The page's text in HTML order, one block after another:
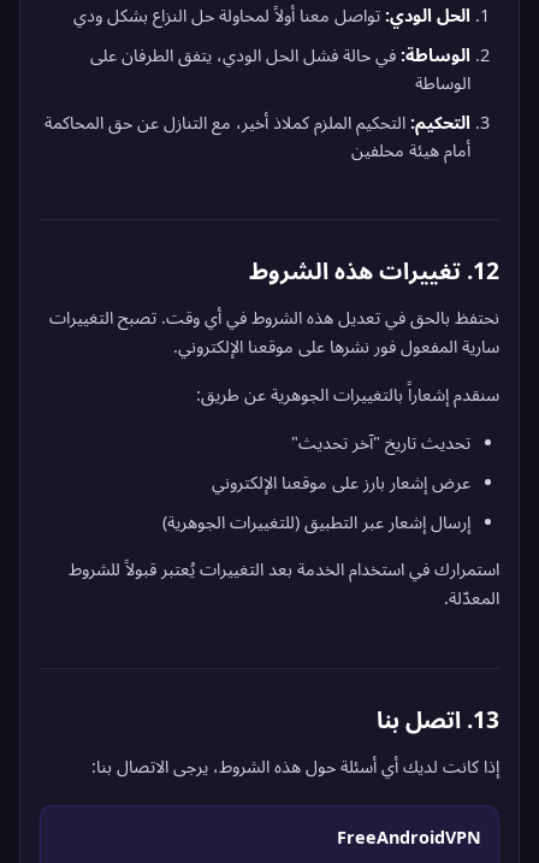
الحل الودي: تواصل معنا أولاً لمحاولة حل النزاع بشكل ودي
الوساطة: في حالة فشل الحل الودي، يتفق الطرفان على
الوساطة
التحكيم: التحكيم الملزم كملاذ أخير، مع التنازل عن حق المحاكمة
أمام هيئة محلفين
12. تغييرات هذه الشروط
نحتفظ بالحق في تعديل هذه الشروط في أي وقت. تصبح التغييرات
سارية المفعول فور نشرها على موقعنا الإلكتروني.
سنقدم إشعاراً بالتغييرات الجوهرية عن طريق:
تحديث تاريخ "آخر تحديث"
عرض إشعار بارز على موقعنا الإلكتروني
إرسال إشعار عبر التطبيق (للتغييرات الجوهرية)
استمرارك في استخدام الخدمة بعد التغييرات يُعتبر قبولاً للشروط
المعدّلة.
13. اتصل بنا
إذا كانت لديك أي أسئلة حول هذه الشروط، يرجى الاتصال بنا:
FreeAndroidVPN